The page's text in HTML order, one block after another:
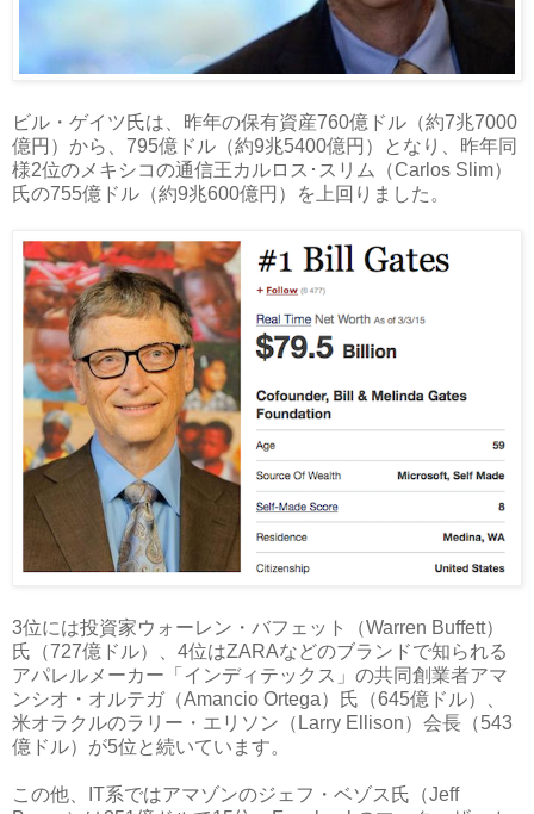
ビル・ゲイツ氏は、昨年の保有資産760億ドル（約7兆7000
億円）から、795億ドル（約9兆5400億円）となり、昨年同
様2位のメキシコの通信王カルロス･スリム（Carlos Slim）
氏の755億ドル（約9兆600億円）を上回りました。
3位には投資家ウォーレン・バフェット（Warren Buffett）
氏（727億ドル）、4位はZARAなどのブランドで知られる
アパレルメーカー「インディテックス」の共同創業者アマ
ンシオ・オルテガ（Amancio Ortega）氏（645億ドル）、
米オラクルのラリー・エリソン（Larry Ellison）会長（543
億ドル）が5位と続いています。
この他、IT系ではアマゾンのジェフ・ベゾス氏（Jeff